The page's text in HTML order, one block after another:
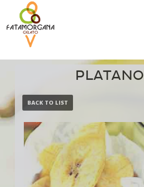
PLATANO
BACK TO LIST